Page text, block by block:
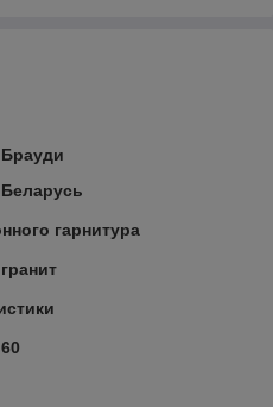
Брауди
Беларусь
гарнитура
гранит
60